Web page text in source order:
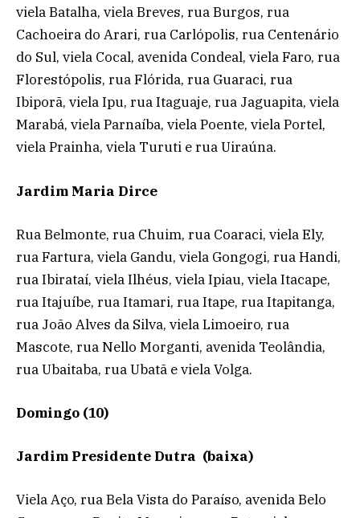
viela Batalha, viela Breves, rua Burgos, rua
Cachoeira do Arari, rua Carlópolis, rua Centenário
do Sul, viela Cocal, avenida Condeal, viela Faro, rua
Florestópolis, rua Flórida, rua Guaraci, rua
Ibiporã, viela Ipu, rua Itaguaje, rua Jaguapita, viela
Marabá, viela Parnaíba, viela Poente, viela Portel,
viela Prainha, viela Turuti e rua Uiraúna.
Jardim Maria Dirce
Rua Belmonte, rua Chuim, rua Coaraci, viela Ely,
rua Fartura, viela Gandu, viela Gongogi, rua Handi,
rua Ibirataí, viela Ilhéus, viela Ipiau, viela Itacape,
rua Itajuíbe, rua Itamari, rua Itape, rua Itapitanga,
rua João Alves da Silva, viela Limoeiro, rua
Mascote, rua Nello Morganti, avenida Teolândia,
rua Ubaitaba, rua Ubatã e viela Volga.
Domingo (10)
Jardim Presidente Dutra (baixa)
Viela Aço, rua Bela Vista do Paraíso, avenida Belo